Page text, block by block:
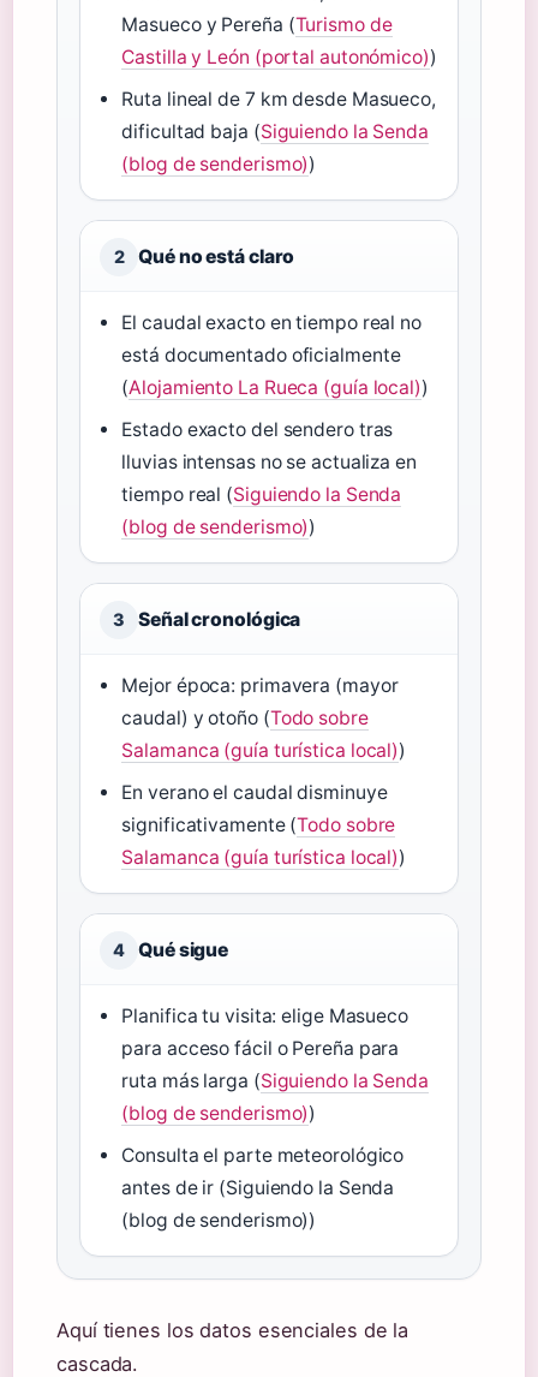
Masueco y Pereña (Turismo de
Castilla y León (portal autonómico))
Ruta lineal de 7 km desde Masueco,
dificultad baja (Siguiendo la Senda
(blog de senderismo))
2 Qué no está claro
El caudal exacto en tiempo real no
está documentado oficialmente
(Alojamiento La Rueca (guía local))
Estado exacto del sendero tras
lluvias intensas no se actualiza en
tiempo real (Siguiendo la Senda
(blog de senderismo))
3 Señal cronológica
Mejor época: primavera (mayor
caudal) y otoño (Todo sobre
Salamanca (guía turística local))
En verano el caudal disminuye
significativamente (Todo sobre
Salamanca (guía turística local))
4 Qué sigue
Planifica tu visita: elige Masueco
para acceso fácil o Pereña para
ruta más larga (Siguiendo la Senda
(blog de senderismo))
Consulta el parte meteorológico
antes de ir (Siguiendo la Senda
(blog de senderismo))
Aquí tienes los datos esenciales de la
cascada.